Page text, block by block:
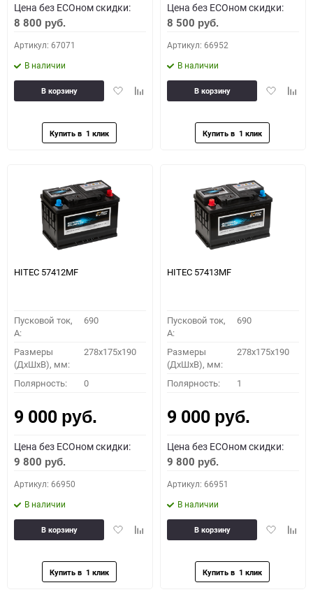
Цена без ECOном скидки:
8 800 руб.
Артикул: 67071
В наличии
ДобавитьДобавить
В корзину
Цена без ECOном скидки:
8 500 руб.
Артикул: 66952
В наличии
Добавить
В корзину
HITEC 57412MF
Пусковой ток,
A:
690
Размеры
(ДхШхВ), мм:
278x175x190
Полярность: 0
9 000 руб.
Цена без ECOном скидки:
9 800 руб.
Артикул: 66950
В наличии
ДобавитьДобавить
В корзину
HITEC 57413MF
Пусковой ток,
A:
690
Размеры
(ДхШхВ), мм:
278x175x190
Полярность: 1
9 000 руб.
Цена без ECOном скидки:
9 800 руб.
Артикул: 66951
В наличии
Добавить
В корзину